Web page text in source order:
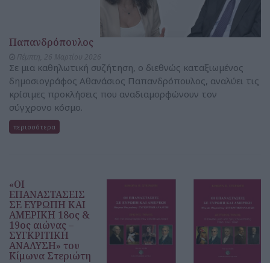
Παπανδρόπουλος
Σε μια καθηλωτική συζήτηση, ο διεθνώς καταξιωμένος
δημοσιογράφος Αθανάσιος Παπανδρόπουλος, αναλύει τις
κρίσιμες προκλήσεις που αναδιαμορφώνουν τον
σύγχρονο κόσμο.
περισσότερα
«ΟΙ
ΕΠΑΝΑΣΤΑΣΕΙΣ
ΣΕ ΕΥΡΩΠΗ ΚΑΙ
ΑΜΕΡΙΚΗ 18ος &
19ος αιώνας –
ΣΥΓΚΡΙΤΙΚΗ
ΑΝΑΛΥΣΗ» του
Κίμωνα Στεριώτη